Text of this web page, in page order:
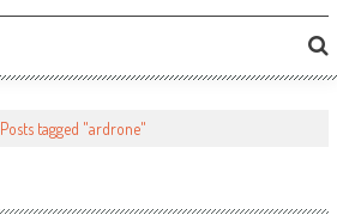
Posts tagged "ardrone"